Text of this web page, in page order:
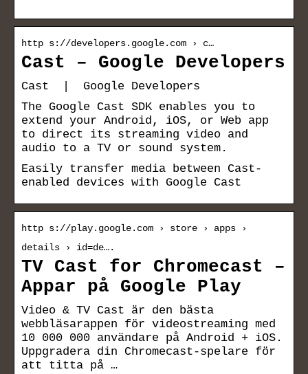
http s://developers.google.com › c…
Cast – Google Developers
Cast | Google Developers
The Google Cast SDK enables you to
extend your Android, iOS, or Web app
to direct its streaming video and
audio to a TV or sound system.
Easily transfer media between Cast-
enabled devices with Google Cast
http s://play.google.com › store › apps ›
details › id=de….
TV Cast for Chromecast –
Appar på Google Play
Video & TV Cast är den bästa
webbläsarappen för videostreaming med
10 000 000 användare på Android + iOS.
Uppgradera din Chromecast-spelare för
att titta på …